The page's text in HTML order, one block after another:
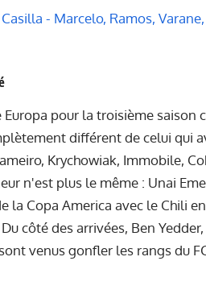
Casilla - Marcelo, Ramos,
Europa pour la troisième
différent de celui qui
Krychowiak, Immobile,
n'est plus le même : Unai
la Copa America avec le Chili
côté des arrivées, Ben
venus gonfler les rangs du